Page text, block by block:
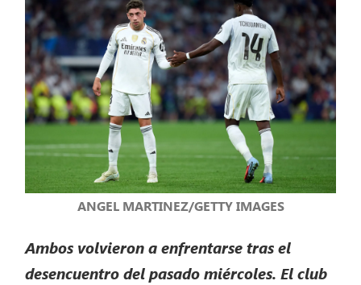
ANGEL MARTINEZ/GETTY IMAGES
Ambos volvieron a enfrentarse tras el
desencuentro del pasado miércoles. El club